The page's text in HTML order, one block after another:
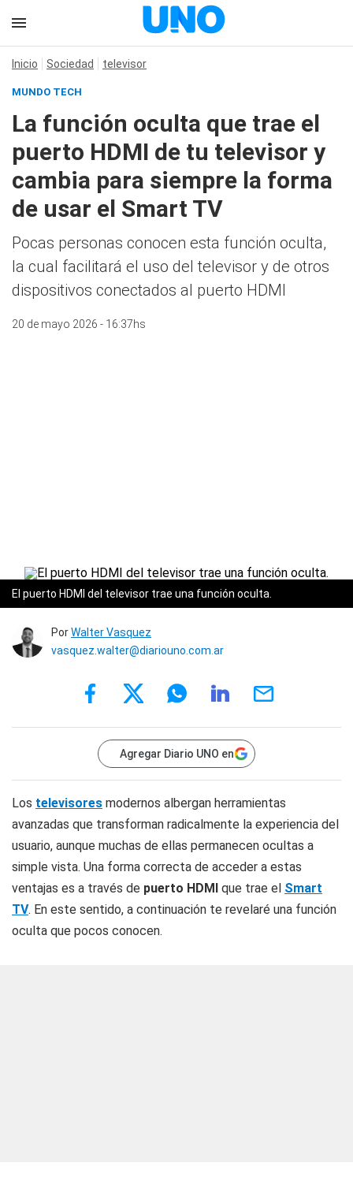
Inicio Sociedad televisor
MUNDO TECH
La función oculta que trae el
puerto HDMI de tu televisor y
cambia para siempre la forma
de usar el Smart TV
Pocas personas conocen esta función oculta,
la cual facilitará el uso del televisor y de otros
dispositivos conectados al puerto HDMI
20 de mayo 2026 - 16:37hs
El puerto HDMI del televisor trae una función oculta.
PorWalter Vasquez
vasquez.walter@diariouno.com.ar
Agregar Diario UNO en
Los televisores modernos albergan herramientas
avanzadas que transforman radicalmente la experiencia del
usuario, aunque muchas de ellas permanecen ocultas a
simple vista. Una forma correcta de acceder a estas
ventajas es a través de puerto HDMI que trae el Smart
TV. En este sentido, a continuación te revelaré una función
oculta que pocos conocen.